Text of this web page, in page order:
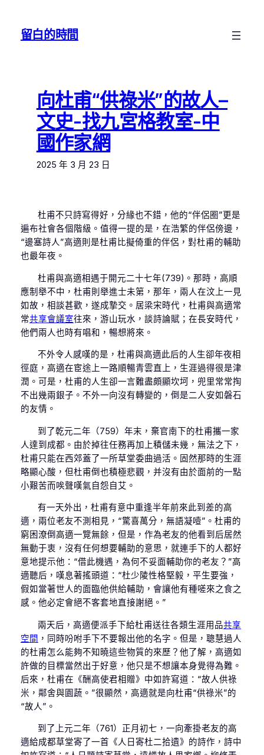
留白的時間
向杜甫“供祿米”的故人–
文史-找九宮格教室-中
國作家網
2025 年 3 月 23 日
杜甫不只詩寫得好，分緣也不錯，他的“伴侶圈”更是
遍布社會各個階級。值得一提的是，在浩繁的伴侶傍邊，
“邊塞詩人”高適則是杜甫比擬倚重的伴侶，對杜甫的輔助
也最年夜。
杜甫與高適相遇于開元二十七年(739)。那時，高順
應制舉不中，杜甫則舉進士未第，那年，兩人在汶上一見
如故，相談甚歡，遂成摯交。居梁宋時代，杜甫與高適常
常共享會議室往來，游山玩水，談詩論賦；在長安時代，
他們兩人也時有唱和，暢想將來。
不外令人感嘆的是，杜甫與高適此后的人生卻年夜相
徑庭，高適在宦途上一路順暢青雲直上，生涯過得很是津
潤。可是，杜甫的人生卻一言難盡頗顯坎坷，兜里常常掏
不出幾兩銀子。不外一向沒有轉變的，倒是二人安如磐石
的友情。
到了乾元二年（759）年末，棄官南下的杜甫攜一家
人達到成都。由於掉往任務再加上積儲未幾，無法之下，
杜甫只能在西郊蓋了一所草堂委曲過活。固然那時的生涯
略顯心酸，但杜甫倒也積極悲觀，并沒有由於面前的一點
小艱苦而唉聲嘆氣自怨自艾。
有一天外出，杜甫有意中重逢半年前來此到差的高
適，兩位老友不測相見，“驚喜萬分，無語凝噎”。杜甫的
窮困潦倒高適一覽無餘，但是，作為老友的他看到后居然
無動于衷，沒有任何想要輔助的意思，就連手下的人都好
意地提示他：“借此機遇，為何不妥面輔助你的老友？”高
適聽后，嘆息著搖頭道：“杜少陵性格堅毅，平生要強，
假如當著世人的面臨他供給輔助，會讓他有種嗟來之食之
感。他必定會絕不客套地直接謝絕。”
兩天后，高適便派手下給杜甫送往各類生涯用品共享
空間 ，同時吩咐手下不要報出他的名字。但是，聰慧過人
的杜甫怎么能夠不知曉這些物質的來歷？他了解，高適如
許做的目標當然出于好意，他只是不想讓本身覺得為難。
后來，杜甫在《酬高使君相贈》中如許寫道：“故人供祿
米，鄰舍與園蔬。”很顯然，高適就是向杜甫“供祿米”的
“故人”。
到了上元二年（761）正月初七，一向牽掛老友的高
適給成都草堂寄了一首《人日寄杜二拾遺》的詩作，詩中